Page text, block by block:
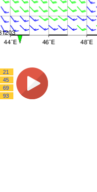
21
45
69
93